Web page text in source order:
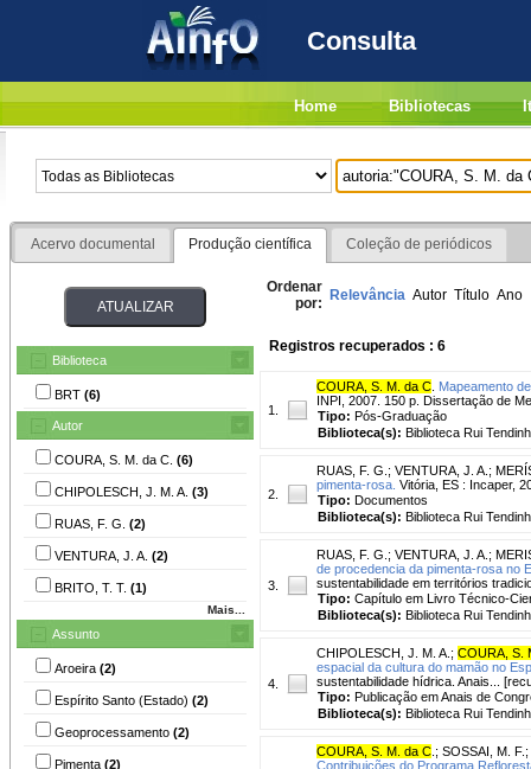
Consulta
Home Bibliotecas
Acervo documental Produção científica Coleção de periódicos
Biblioteca
BRT (6)
Autor
COURA, S. M. da C. (6)
CHIPOLESCH, J. M. A. (3)
RUAS, F. G. (2)
VENTURA, J. A. (2)
BRITO, T. T. (1)
Mais...
Assunto
Aroeira (2)
Espírito Santo (Estado) (2)
Geoprocessamento (2)
Pimenta (2)
Ordenar
por: Relevância Autor Título Ano
Registros recuperados : 6
1.
COURA, S. M. da C Mapeamento
INPI, 2007. 150 p. Dissertação de
Tipo: Pós-Graduação
Biblioteca(s): Biblioteca Rui
2.
RUAS, F. G. ; VENTURA, J. A. ;
pimenta-rosa. Vitória, ES : Incaper,
Tipo: Documentos
Biblioteca(s): Biblioteca Rui
3.
RUAS, F. G. ; VENTURA, J. A. ;
de procedencia da pimenta-rosa no
sustentabilidade em territórios
Tipo: Capítulo em Livro Técnico-
Biblioteca(s): Biblioteca Rui
4.
CHIPOLESCH, J. M. A. ; COURA, S.
espacial da cultura do mamão no
sustentabilidade hídrica. Anais...
Tipo: Publicação em Anais de
Biblioteca(s): Biblioteca Rui
COURA, S. M. da C ; SOSSAI, M. F. ;
Contribuições do Programa